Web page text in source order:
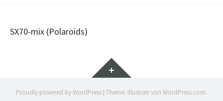
Beitragsnavigation
SX70-mix (Polaroids)
Widgets
Proudly powered by WordPress | Theme: Illustratr von WordPress.com.